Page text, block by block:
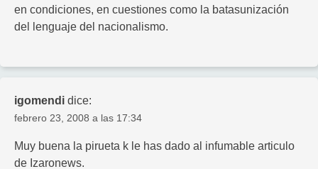
en condiciones, en cuestiones como la batasunización
del lenguaje del nacionalismo.
igomendi dice:
febrero 23, 2008 a las 17:34
Muy buena la pirueta k le has dado al infumable articulo
de Izaronews.